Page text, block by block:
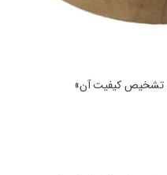
تشخیص کیفیت آن»